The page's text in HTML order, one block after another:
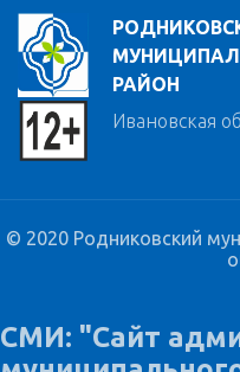
РАЙОН
Ивановская
© 2020 Родниковский
СМИ: "Сайт